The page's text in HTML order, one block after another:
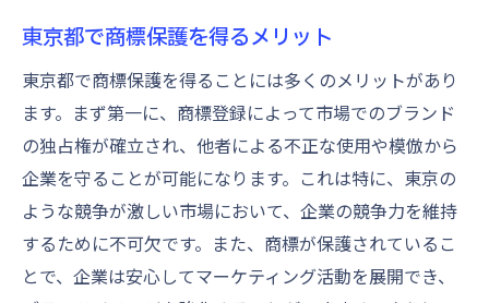
東京都で商標保護を得るメリット
東京都で商標保護を得ることには多くのメリットがあり
ます。まず第一に、商標登録によって市場でのブランド
の独占権が確立され、他者による不正な使用や模倣から
企業を守ることが可能になります。これは特に、東京の
ような競争が激しい市場において、企業の競争力を維持
するために不可欠です。また、商標が保護されているこ
とで、企業は安心してマーケティング活動を展開でき、